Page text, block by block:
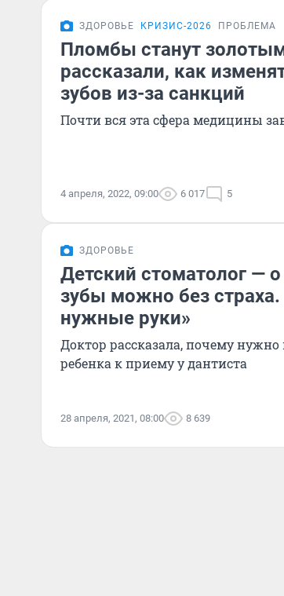
ЗДОРОВЬЕ КРИЗИС-2026 ПРОБЛЕМА
Пломбы станут
рассказали, как
зубов из-за санкций
Почти вся эта сфера медицины
4 апреля, 2022, 09:00 6 017 5
ЗДОРОВЬЕ
Детский стоматолог —
зубы можно без страха.
нужные руки»
Доктор рассказала, почему
ребенка к приему у дантиста
28 апреля, 2021, 08:00 8 639